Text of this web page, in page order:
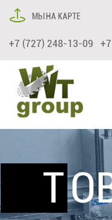
МЫ НА КАРТЕ
+7 (727) 248-13-09